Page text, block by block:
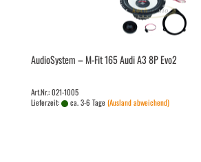
Au­dio­Sys­tem – M-Fit 165 Audi A3 8P Evo2
Art.Nr.: 021-1005
Lieferzeit:
ca. 3-6 Tage(Ausland abweichend)